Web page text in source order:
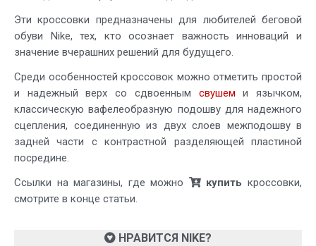
Эти кроссовки предназначены для любителей беговой
обуви Nike, тех, кто осознает важность инноваций и
значение вчерашних решений для будущего.
Среди особенностей кроссовок можно отметить простой
и надежный верх со сдвоенным свушем и язычком,
классическую вафелеобразную подошву для надежного
сцепления, соединенную из двух слоев межподошву в
задней части с контрастной разделяющей пластиной
посредине.
Ссылки на магазины, где можно
купить кроссовки,
смотрите в конце статьи.
НРАВИТСЯ NIKE?